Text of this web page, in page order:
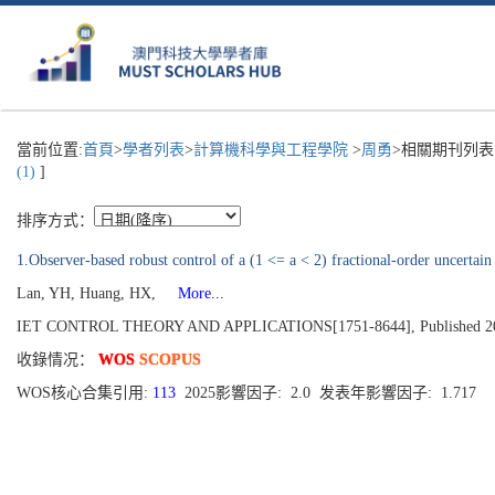
當前位置:首頁>學者列表>計算機科學與工程學院 >周勇>相關期刊列
(1) ]
排序方式：
1.Observer-based robust control of a (1 <= a < 2) fractional-order
Lan, YH, Huang, HX,
More...
IET CONTROL THEORY AND APPLICATIONS[1751-8644], Published
收錄情况： WOS SCOPUS
WOS核心合集引用: 113 2025影響因子: 2.0 发表年影響因子: 1.717